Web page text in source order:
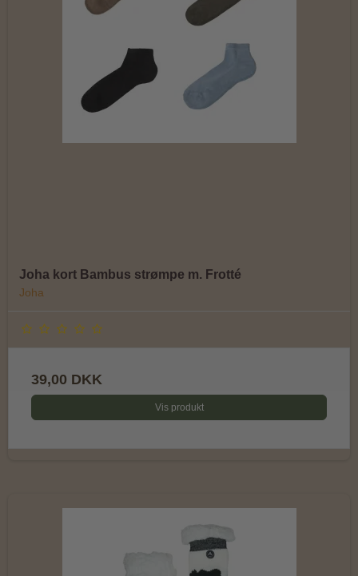
Joha kort Bambus strømpe m. Frotté
Joha
39,00 DKK
Vis produkt